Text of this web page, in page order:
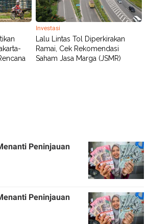
Investasi
Lalu Lintas Tol Diperkirakan
Ramai, Cek Rekomendasi
Saham Jasa Marga (JSMR)
Peninjauan
Peninjauan